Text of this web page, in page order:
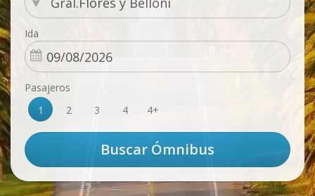
Ida
Pasajeros
1
2 3 4 4+